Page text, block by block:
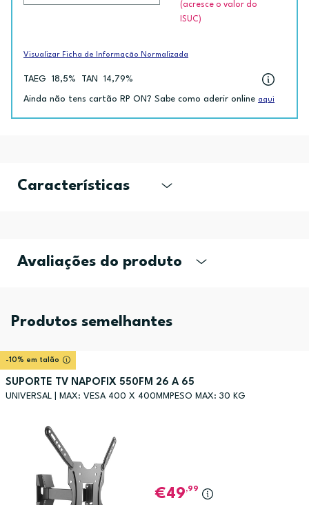
(acresce o valor do
ISUC)
Visualizar Ficha de Informação Normalizada
TAEG 18,5% TAN 14,79%
Ainda não tens cartão RP ON? Sabe como aderir online aqui
Características
Avaliações do produto
Produtos semelhantes
-10% em talão
SUPORTE TV NAPOFIX 550FM 26 A 65
UNIVERSAL | MAX: VESA 400 X 400MMPESO MAX: 30 KG
49,99